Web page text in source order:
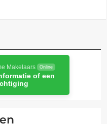
Makelaars Online
of een